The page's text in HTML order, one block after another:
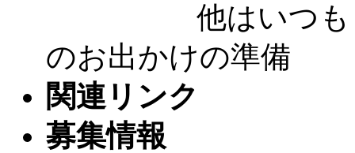
他はいつも
のお出かけの準備
関連リンク
募集情報